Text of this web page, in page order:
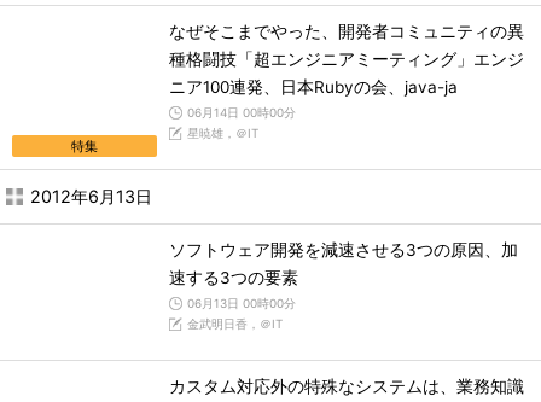
特集
なぜそこまでやった、開発者コミュニティの異
種格闘技「超エンジニアミーティング」エンジ
ニア100連発、日本Rubyの会、java-ja
06月14日 00時00分
星暁雄，＠IT
2012年6月13日
ソフトウェア開発を減速させる3つの原因、加
速する3つの要素
06月13日 00時00分
金武明日香，＠IT
カスタム対応外の特殊なシステムは、業務知識